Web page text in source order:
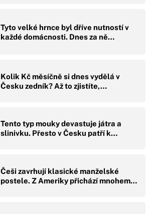
Tyto velké hrnce byl dříve nutností v
každé domácnosti. Dnes za ně…
Kolik Kč měsíčně si dnes vydělá v
Česku zedník? Až to zjistíte,…
Tento typ mouky devastuje játra a
slinivku. Přesto v Česku patří k…
Češi zavrhují klasické manželské
postele. Z Ameriky přichází mnohem…